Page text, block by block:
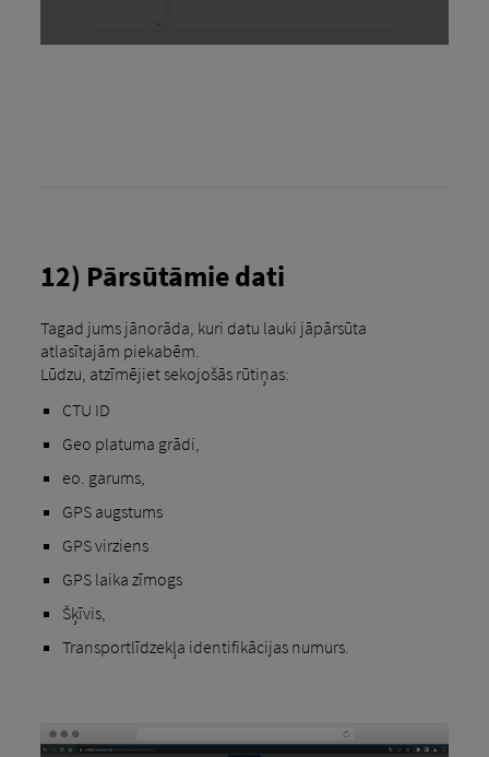
12) Pārsūtāmie dati
Tagad jums jānorāda, kuri datu lauki jāpārsūta
atlasītajām piekabēm.
Lūdzu, atzīmējiet sekojošās rūtiņas:
CTU ID
Geo platuma grādi,
eo. garums,
GPS augstums
GPS virziens
GPS laika zīmogs
Šķīvis,
Transportlīdzekļa identifikācijas numurs.